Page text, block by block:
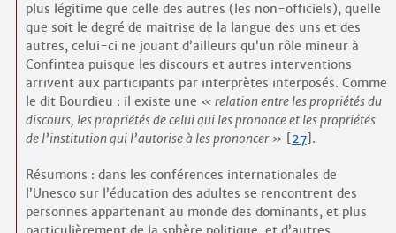
plus légitime que celle des autres (les non-officiels), quelle
que soit le degré de maitrise de la langue des uns et des
autres, celui-ci ne jouant d’ailleurs qu’un rôle mineur à
Confintea puisque les discours et autres interventions
arrivent aux participants par interprètes interposés. Comme
le dit Bourdieu : il existe une
relation entre les propriétés du
discours, les propriétés de celui qui les prononce et les propriétés
de l’institution qui l’autorise à les prononcer
27] .
Résumons : dans les conférences internationales de
l’Unesco sur l’éducation des adultes se rencontrent des
personnes appartenant au monde des dominants, et plus